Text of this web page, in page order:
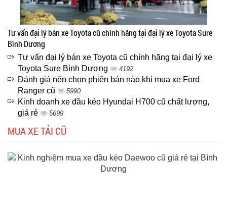
Tư vấn đại lý bán xe Toyota cũ chính hãng tại đại lý xe Toyota Sure
Bình Dương
Tư vấn đại lý bán xe Toyota cũ chính hãng tại đại lý xe
Toyota Sure Bình Dương
4192
Đánh giá nên chọn phiên bản nào khi mua xe Ford
Ranger cũ
5990
Kinh doanh xe đầu kéo Hyundai H700 cũ chất lượng,
giá rẻ
5699
MUA XE TẢI CŨ